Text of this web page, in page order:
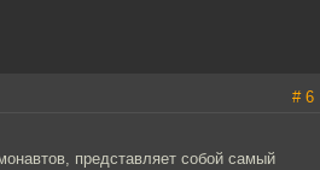
# 6
представляет собой самый